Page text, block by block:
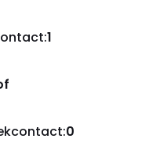
:1
niet mogelijk)
:0
niet mogelijk)